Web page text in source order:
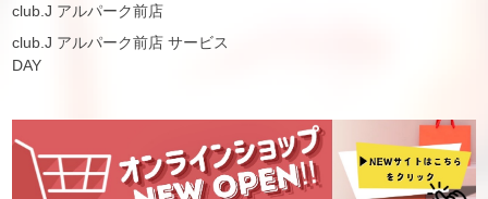
club.J アルパーク前店
club.J アルパーク前店 サービス
DAY